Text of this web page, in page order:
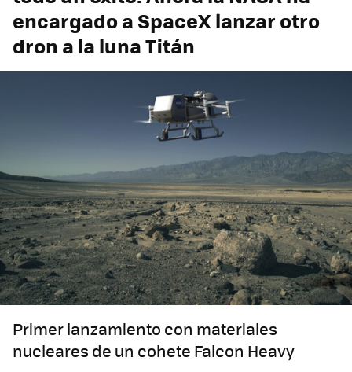
encargado a SpaceX lanzar otro
dron a la luna Titán
Primer lanzamiento con materiales
nucleares de un cohete Falcon Heavy